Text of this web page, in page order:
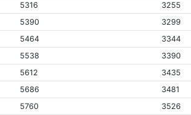
5316
3255
5390
3299
5464
3344
5538
3390
5612
3435
5686
3481
5760
3526